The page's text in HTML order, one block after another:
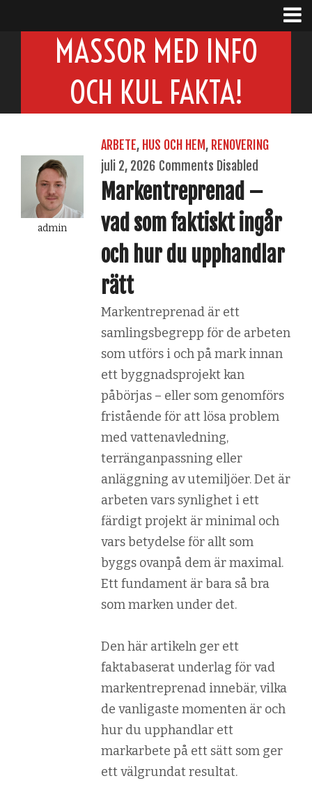
MASSOR MED INFO
OCH KUL FAKTA!
admin
ARBETE, HUS OCH HEM, RENOVERING
juli 2, 2026 Comments Disabled
Markentreprenad –
vad som faktiskt ingår
och hur du upphandlar
rätt
Markentreprenad är ett
samlingsbegrepp för de arbeten
som utförs i och på mark innan
ett byggnadsprojekt kan
påbörjas – eller som genomförs
fristående för att lösa problem
med vattenavledning,
terränganpassning eller
anläggning av utemiljöer. Det är
arbeten vars synlighet i ett
färdigt projekt är minimal och
vars betydelse för allt som
byggs ovanpå dem är maximal.
Ett fundament är bara så bra
som marken under det.
Den här artikeln ger ett
faktabaserat underlag för vad
markentreprenad innebär, vilka
de vanligaste momenten är och
hur du upphandlar ett
markarbete på ett sätt som ger
ett välgrundat resultat.